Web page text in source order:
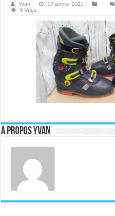
Yvan 13 janvier 2021
8 Vues
A propos Yvan